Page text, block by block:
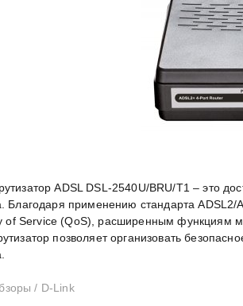
ADSL DSL-2540U/BRU/T1 – это
Благодаря применению стандарта ADSL2/
of Service (QoS), расширенным функциям
позволяет организовать
/ D-Link